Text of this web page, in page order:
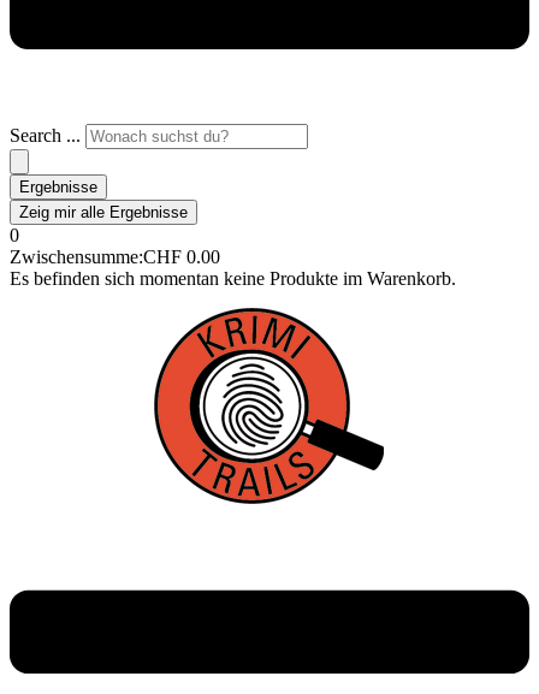
Search ...
Ergebnisse
Zeig mir alle Ergebnisse
0
Zwischensumme:CHF 0.00
Es befinden sich momentan keine Produkte im Warenkorb.